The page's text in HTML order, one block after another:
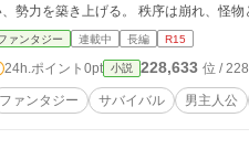
き上げる。 秩序は崩れ、怪物と人が入り乱れる乱世。 そんな中を勝ち抜いた勝者だけが「涅槃寂静《ねはんじゃくじょ
めた戦い」の真実を知る。 ーー「俺は、他人を信用しない」 ーー「俺は、俺しか信用できない」 ーー「だからもし、俺がお
用する時が来るのなら、それはーー」 ※餓鬼：六道のうちの一つ「餓鬼道」に住まう者たち 本作品はプロローグ、エピロー
除く九章構成となります。 この物語はフ
カクヨム様にて同様の投稿を行ってお
ァンタジー 連載中 長編 R15
24h.ポイント 0pt 小説 228,633 位 /
ファンタジー サバイバル 男主人公